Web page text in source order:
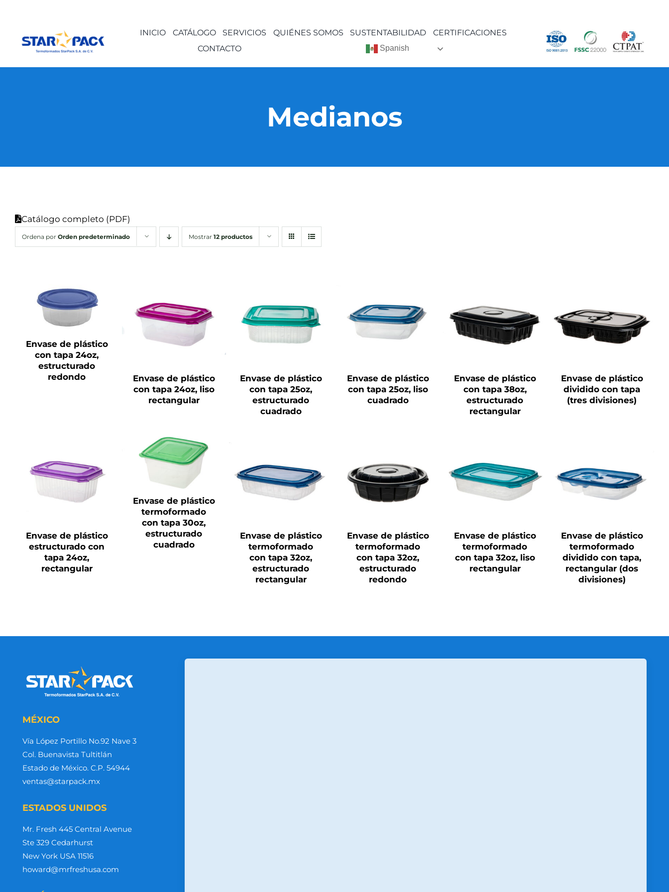
contenido
INICIO CATÁLOGO SERVICIOS QUIÉNES SOMOS SUSTENTABILIDAD
CERTIFICACIONES
CONTACTO
Spanish
Medianos
Catálogo completo (PDF)
Ordena por Orden predeterminado Mostrar 12 productos
QUICK VIEW
Envase de plástico
con tapa 24oz,
estructurado
redondo
QUICK VIEW
Envase de plástico
con tapa 24oz, liso
rectangular
QUICK VIEW
Envase de plástico
con tapa 25oz,
estructurado
cuadrado
QUICK VIEW
Envase de plástico
con tapa 25oz, liso
cuadrado
QUICK VIEW
Envase de plástico
con tapa 38oz,
estructurado
rectangular
QUICK VIEW
Envase de plástico
dividido con tapa
(tres divisiones)
QUICK VIEW
Envase de plástico
estructurado con
tapa 24oz,
rectangular
QUICK VIEW
Envase de plástico
termoformado
con tapa 30oz,
estructurado
cuadrado
QUICK VIEW
Envase de plástico
termoformado
con tapa 32oz,
estructurado
rectangular
QUICK VIEW
Envase de plástico
termoformado
con tapa 32oz,
estructurado
redondo
QUICK VIEW
Envase de plástico
termoformado
con tapa 32oz, liso
rectangular
QUICK VIEW
Envase de plástico
termoformado
dividido con tapa,
rectangular (dos
divisiones)
MÉXICO
Vía López Portillo No.92 Nave 3
Col. Buenavista Tultitlán
Estado de México. C.P. 54944
ventas@starpack.mx
ESTADOS UNIDOS
Mr. Fresh 445 Central Avenue
Ste 329 Cedarhurst
New York USA 11516
howard@mrfreshusa.com